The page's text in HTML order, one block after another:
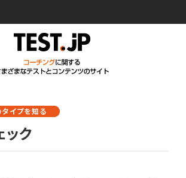
イプを知る
ック